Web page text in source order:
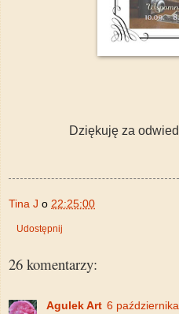
Dziękuję za
Tina J o 22:25:00
Udostępnij
26 komentarzy:
Agulek Art 6